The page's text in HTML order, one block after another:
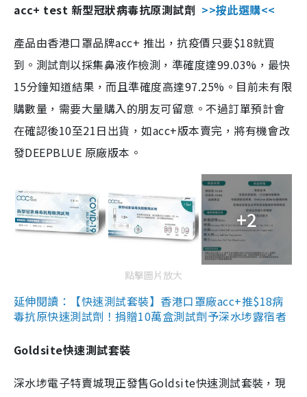
acc+ test 新型冠狀病毒抗原測試劑 >>按此選購<<
產品由香港口罩品牌acc+ 推出，抗疫價只要$18就買
到。測試劑以採集鼻液作檢測，準確度達99.03%，最快
15分鐘知道結果，而且準確度高達97.25%。目前未有限
購數量，需要大量購入的朋友可留意。不過訂單預計會
在確認後10至21日出貨，如acc+版本賣完，將有機會改
發DEEPBLUE 原廠版本。
+2
點擊圖片放大
延伸閱讀：【快速測試套裝】香港口罩廠acc+推$18病
毒抗原快速測試劑！捐贈10萬盒測試劑予深水埗露宿者
Goldsite快速測試套裝
深水埗電子特賣城現正發售Goldsite快速測試套裝，現